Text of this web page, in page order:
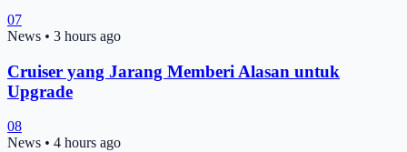
07
News • 3 hours ago
Cruiser yang Jarang Memberi Alasan untuk
Upgrade
08
News • 4 hours ago